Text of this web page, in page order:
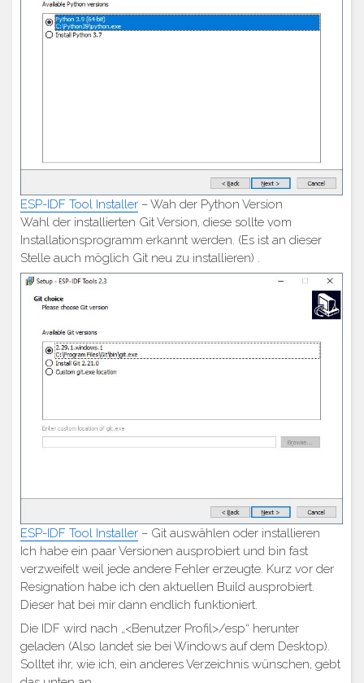
ESP-IDF Tool Installer – Wah der Python Version
Wahl der installierten Git Version, diese sollte vom
Installationsprogramm erkannt werden. (Es ist an dieser
Stelle auch möglich Git neu zu installieren) .
ESP-IDF Tool Installer – Git auswählen oder installieren
Ich habe ein paar Versionen ausprobiert und bin fast
verzweifelt weil jede andere Fehler erzeugte. Kurz vor der
Resignation habe ich den aktuellen Build ausprobiert.
Dieser hat bei mir dann endlich funktioniert.
Die IDF wird nach „<Benutzer Profil>/esp“ herunter
geladen (Also landet sie bei Windows auf dem Desktop).
Solltet ihr, wie ich, ein anderes Verzeichnis wünschen, gebt